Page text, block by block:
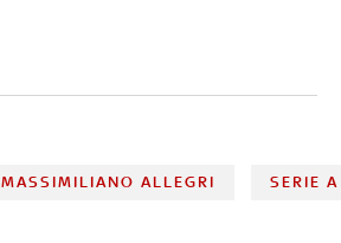
MASSIMILIANO ALLEGRI SERIE A